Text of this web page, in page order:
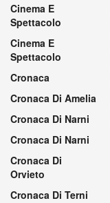
Cinema E
Spettacolo
Cinema E
Spettacolo
Cronaca
Cronaca Di Amelia
Cronaca Di Narni
Cronaca Di Narni
Cronaca Di
Orvieto
Cronaca Di Terni